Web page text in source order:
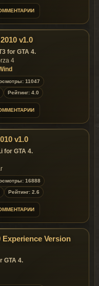
EXCLUSIVE ~
v1.0
for GTA 4.
4
toGtaMania
EXCLUSIVE ~
11047
Рейтинг: 4.0
v1.0
for GTA 4.
16888
Рейтинг: 2.6
Experience Version
GTA 4.